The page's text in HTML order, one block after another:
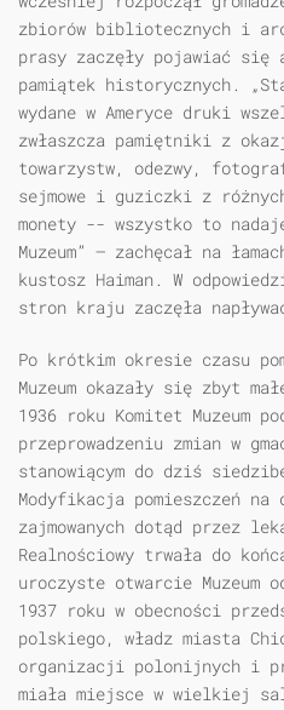
zbiorów bibliotecznych i
prasy zaczęły pojawiać się
pamiątek historycznych.
wydane w Ameryce druki
zwłaszcza pamiętniki z
towarzystw, odezwy,
sejmowe i guziczki z
monety -- wszystko to
Muzeum” — zachęcał na
kustosz Haiman. W
stron kraju zaczęła
Po krótkim okresie czasu
Muzeum okazały się zbyt
1936 roku Komitet Muzeum
przeprowadzeniu zmian w
stanowiącym do dziś
Modyfikacja pomieszczeń
zajmowanych dotąd przez
Realnościowy trwała do
uroczyste otwarcie Muzeum
1937 roku w obecności
polskiego, władz miasta
organizacji polonijnych i
miała miejsce w wielkiej